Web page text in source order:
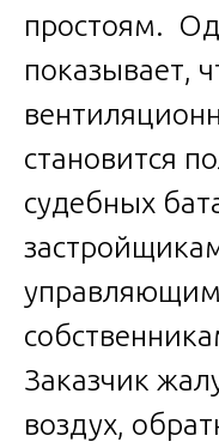
простоям.
показывает,
становится
судебных
Заказчик
воздух,